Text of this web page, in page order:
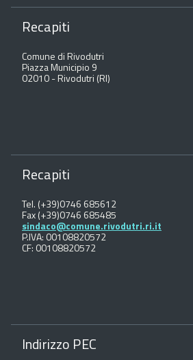
Recapiti
Comune di Rivodutri
Piazza Municipio 9
02010 - Rivodutri (RI)
Recapiti
Tel. (+39)0746 685612
Fax (+39)0746 685485
sindaco@comune.rivodutri.ri.it
P.IVA: 00108820572
CF: 00108820572
Indirizzo PEC